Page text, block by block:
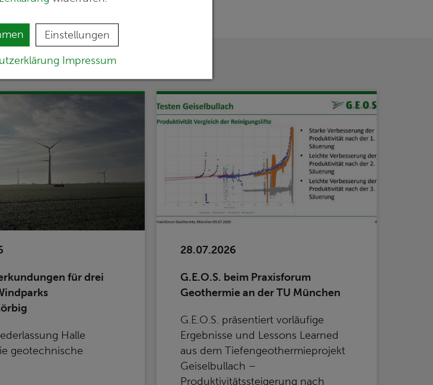
Einstellungen
Impressum
für drei
Halle
geotechnische
28.07.2026
G.E.O.S. beim Praxisforum
Geothermie an der TU München
G.E.O.S. präsentiert vorläufige
Ergebnisse und Lessons Learned
aus dem Tiefengeothermieprojekt
Geiselbullach –
Produktivitätssteigerung nach